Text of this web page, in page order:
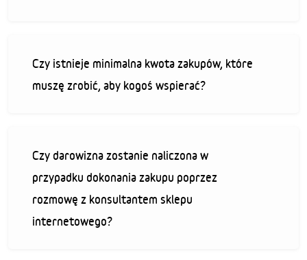
Czy istnieje minimalna kwota zakupów, które
muszę zrobić, aby kogoś wspierać?
Czy darowizna zostanie naliczona w
przypadku dokonania zakupu poprzez
rozmowę z konsultantem sklepu
internetowego?